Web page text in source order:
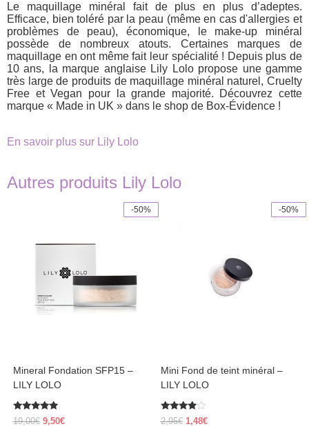
Le maquillage minéral fait de plus en plus d’adeptes.
Efficace, bien toléré par la peau (même en cas d'allergies et
problèmes de peau), économique, le make-up minéral
possède de nombreux atouts. Certaines marques de
maquillage en ont même fait leur spécialité ! Depuis plus de
10 ans, la marque anglaise Lily Lolo propose une gamme
très large de produits de maquillage minéral naturel, Cruelty
Free et Vegan pour la grande majorité. Découvrez cette
marque « Made in UK » dans le shop de Box-Évidence !
En savoir plus sur Lily Lolo
Autres produits Lily Lolo
-50%
Mineral Fondation SFP15 –
LILY LOLO
Rated
4.83
19,00€ Original
9,50€Current
multiple
page
-50%
Mini Fond de teint minéral –
LILY LOLO
Rated
3.80
2,95€ Original
1,48€Current
page